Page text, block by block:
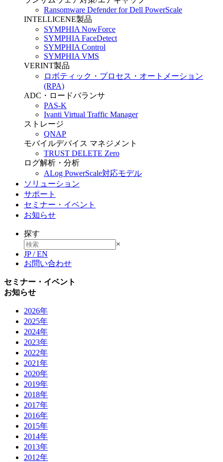
Ransomware Defender for Dell PowerScale
INTELLICENE製品
SYMPHIA NowForce
SYMPHIA FaceDetect
SYMPHIA Control
SYMPHIA VMS
VERINT製品
ロボティック・プロセス・オートメーション
(RPA)
ADC・ロードバランサ
PAS-K
Ivanti Virtual Traffic Manager
ストレージ
QNAP
モバイルデバイス マネジメント
TRUST DELETE Zero
ログ解析・分析
ALog PowerScale対応モデル
ソリューション
サポート
セミナー・イベント
お知らせ
探す
×
JP/EN
お問い合わせ
セミナー・イベント
お知らせ
2026年
2025年
2024年
2023年
2022年
2021年
2020年
2019年
2018年
2017年
2016年
2015年
2014年
2013年
2012年